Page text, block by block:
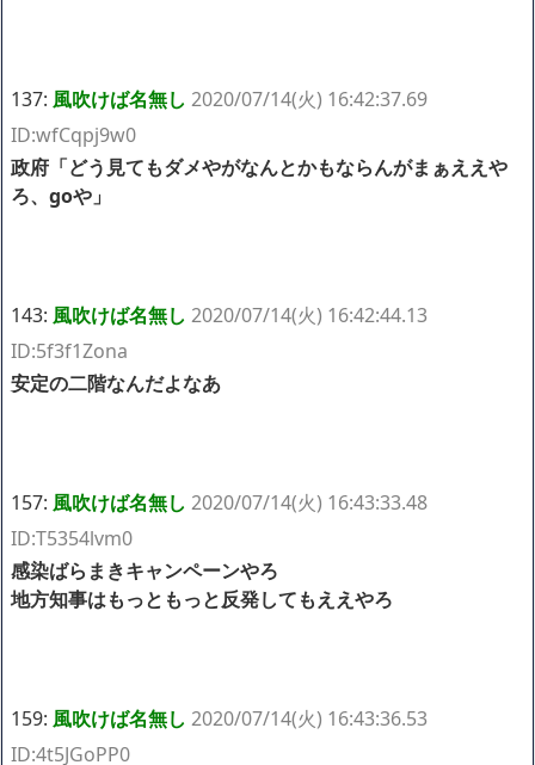
137: 風吹けば名無し 2020/07/14(火) 16:42:37.69
ID:wfCqpj9w0
政府「どう見てもダメやがなんとかもならんがまぁええや
ろ、goや」
143: 風吹けば名無し 2020/07/14(火) 16:42:44.13
ID:5f3f1Zona
安定の二階なんだよなあ
157: 風吹けば名無し 2020/07/14(火) 16:43:33.48
ID:T5354lvm0
感染ばらまきキャンペーンやろ
地方知事はもっともっと反発してもええやろ
159: 風吹けば名無し 2020/07/14(火) 16:43:36.53
ID:4t5JGoPP0